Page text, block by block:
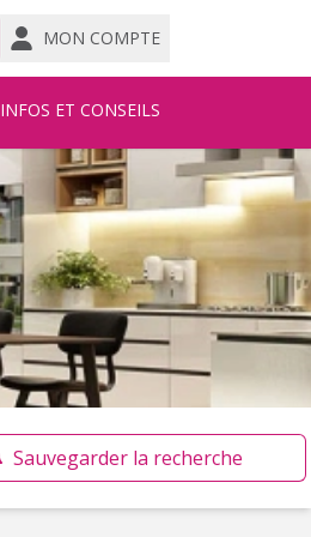
MON COMPTE
INFOS ET CONSEILS
Sauvegarder la recherche